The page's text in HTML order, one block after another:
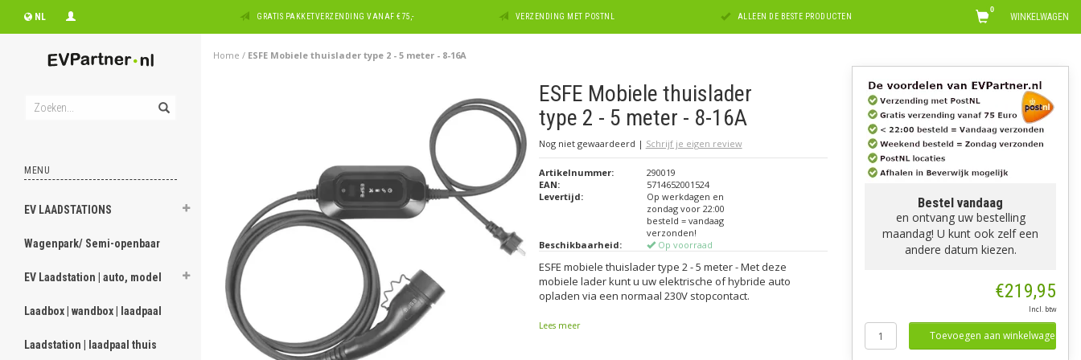
NL GRATIS PAKKETVERZENDING VANAF €75,- VERZENDING MET POSTNL ALLEEN DE BESTE PRODUCTEN WINKELWAGEN
0
MENU
EV LAADSTATIONS
Wagenpark/ Semi-openbaar
EV Laadstation | auto, model
Laadbox | wandbox | laadpaal
Laadstation | laadpaal thuis
Home / ESFE Mobiele thuislader type 2 - 5 meter - 8-16A
ESFE Mobiele thuislader
type 2 - 5 meter - 8-16A
Nog niet gewaardeerd | Schrijf je eigen review
Artikelnummer:
290019
EAN:
5714652001524
Levertijd:
Op werkdagen en
zondag voor 22:00
besteld = vandaag
verzonden!
Beschikbaarheid:
Op voorraad
ESFE mobiele thuislader type 2 - 5 meter - Met deze
mobiele lader kunt u uw elektrische of hybride auto
opladen via een normaal 230V stopcontact.
Lees meer
Bestel vandaag
en ontvang uw bestelling
maandag! U kunt ook zelf een
andere datum kiezen.
€219,95
Incl. btw
Toevoegen aan winkelwagen